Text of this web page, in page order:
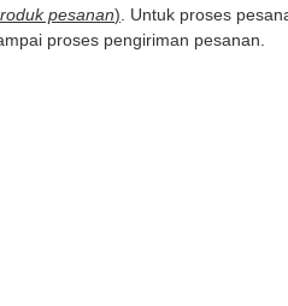
pesanan) . Untuk proses
proses pengiriman pesanan.